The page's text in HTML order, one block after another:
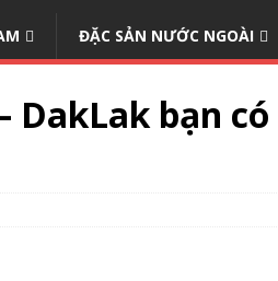
ĐẶC SẢN NƯỚC NGOÀI
DakLak bạn có